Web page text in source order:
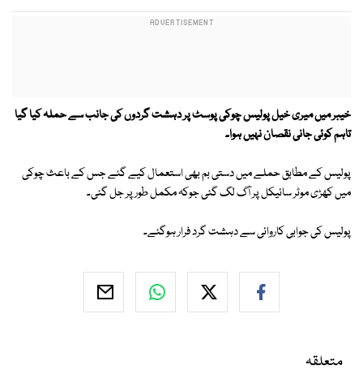
خیبر میں میری خیل پولیس چوکی پوسٹ پر دہشت گردوں کی جانب سے حملہ کیا گیا
تاہم کوئی جانی نقصان نہیں ہوا۔
پولیس کے مطابق حملے میں دستی بم بھی استعمال کیے گئے جس کے باعث چوکی
میں کھڑی موٹر سائیکل پر آگ لگ گئی جوکہ مکمل طور پر جل گئی۔
پولیس کی جوابی کاروائی سے دہشت گرد فرار ہوگئے۔
متعلقہ